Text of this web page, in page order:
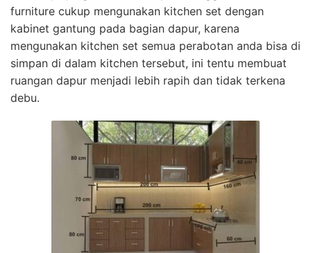
furniture cukup mengunakan kitchen set dengan
kabinet gantung pada bagian dapur, karena
mengunakan kitchen set semua perabotan anda bisa di
simpan di dalam kitchen tersebut, ini tentu membuat
ruangan dapur menjadi lebih rapih dan tidak terkena
debu.